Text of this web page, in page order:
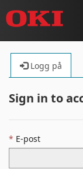
Logg på
Sign in to
E-post